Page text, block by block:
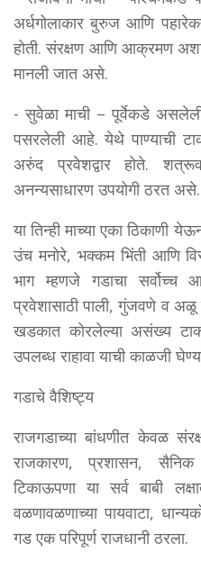
अर्धगोलाकार बुरुज आणि
होती. संरक्षण आणि आक्रमण अशा
मानली जात असे.
- सुवेळा माची – पूर्वेकडे
पसरलेली आहे. येथे पाण्याची
अरुंद प्रवेशद्वार होते.
अनन्यसाधारण उपयोगी ठरत असे.
या तिन्ही माच्या एका ठिकाणी
उंच मनोरे, भक्कम भिंती आणि
भाग म्हणजे गडाचा सर्वोच्च
प्रवेशासाठी पाली, गुंजवणे व अळू
खडकात कोरलेल्या असंख्य
उपलब्ध राहावा याची काळजी
गडाचे वैशिष्ट्य
राजगडाच्या बांधणीत केवळ
राजकारण, प्रशासन, सैनिक
टिकाऊपणा या सर्व बाबी
वळणावळणाच्या पायवाटा,
गड एक परिपूर्ण राजधानी ठरला.